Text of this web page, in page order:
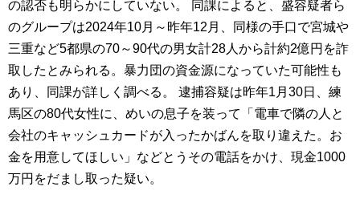
の認否も明らかにしていない。 同課によると、盛容疑者ら
のグループは2024年10月～昨年12月、同様の手口で宮城や
三重など5都県の70～90代の男女計28人から計約2億円を詐
取したとみられる。暴力団の資金源になっていた可能性も
あり、同課が詳しく調べる。 逮捕容疑は昨年1月30日、練
馬区の80代女性に、めいの息子を装って「電車で隣の人と
会社のキャッシュカードが入ったかばんを取り違えた。お
金を用意してほしい」などとうその電話をかけ、現金1000
万円をだまし取った疑い。